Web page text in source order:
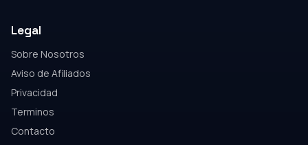
Legal
Sobre Nosotros
Aviso de Afiliados
Privacidad
Terminos
Contacto